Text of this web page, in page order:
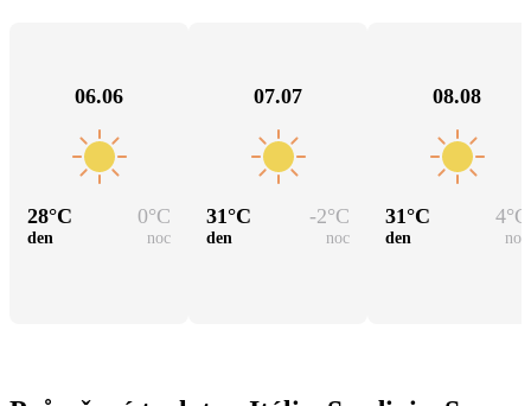
06.06
28°C 0°C
den noc
07.07
31°C -2°C
den noc
08.08
31°C 4°C
den noc